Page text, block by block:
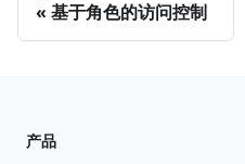
基于角色的访问控制
产品